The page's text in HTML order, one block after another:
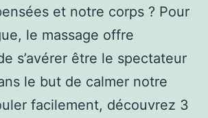
et notre corps ? Pour
le massage offre
s’avérer être le spectateur
le but de calmer notre
facilement, découvrez 3